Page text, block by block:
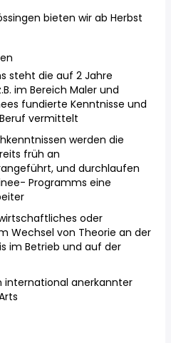
bieten wir ab Herbst
steht die auf 2 Jahre
im Bereich Maler und
fundierte Kenntnisse und
vermittelt
werden die
früh an
und durchlaufen
Programms eine
oder
Wechsel von Theorie an der
im Betrieb und auf der
international anerkannter